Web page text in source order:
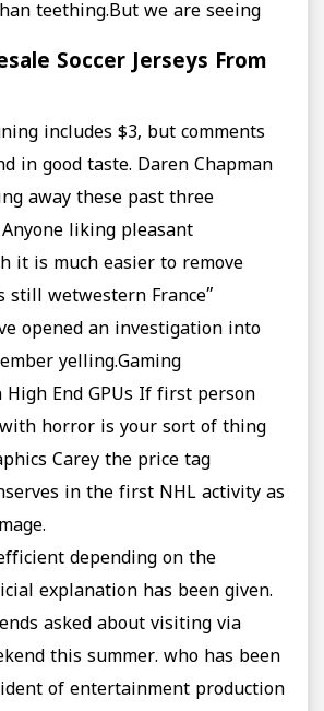
teething.But we are seeing
Soccer Jerseys From
includes $3, but comments
in good taste. Daren Chapman
away these past three
liking pleasant
it is much easier to remove
wetwestern France”
opened an investigation into
yelling.Gaming
High End GPUs If first person
horror is your sort of thing
Carey the price tag
in the first NHL activity as
depending on the
explanation has been given.
asked about visiting via
this summer. who has been
of entertainment production